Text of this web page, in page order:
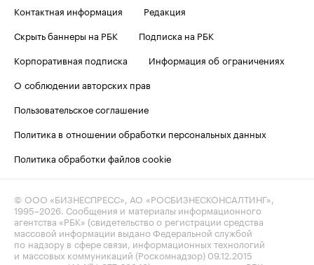
Контактная информация
Редакция
Скрыть баннеры на РБК
Подписка на РБК
Корпоративная подписка
Информация об ограничениях
О соблюдении авторских прав
Пользовательское соглашение
Политика в отношении обработки персональных данных
Политика обработки файлов cookie
© ООО «БИЗНЕСПРЕСС», АО «РОСБИЗНЕСКОНСАЛТИНГ»,
1995–2026 . Сообщения и материалы информационного
агентства «РБК» (свидетельство о регистрации средства
массовой информации выдано Федеральной службой
по надзору в сфере связи, информационных технологий
и массовых коммуникаций (Роскомнадзор) 09.12.2015